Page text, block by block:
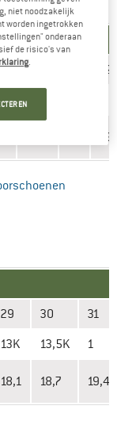
40 42
8,5
29 30 31
13K 13,5K 1
18,1 18,7 19,4
niet noodzakelijk
worden ingetrokken
onderaan
de risico's van